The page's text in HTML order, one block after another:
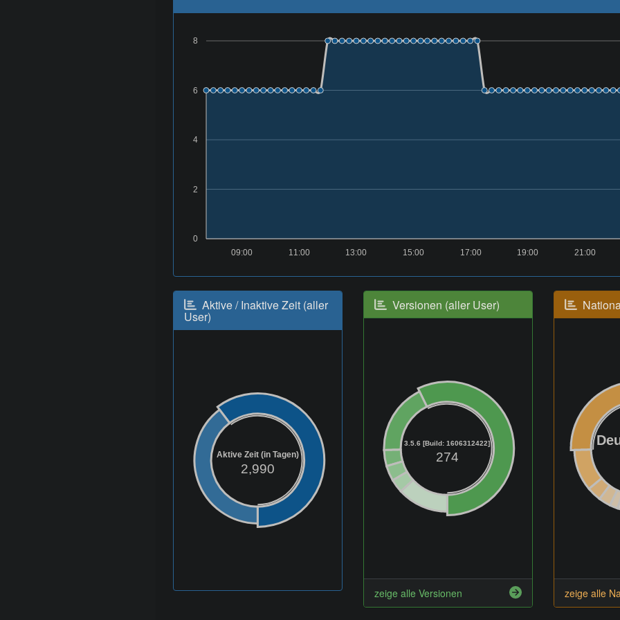
0
2
4
6
8
21:00
19:00
17:00
15:00
13:00
11:00
09:00
Aktive / Inaktive Zeit (aller
User)
Aktive Zeit (in Tagen)
2,990
Versionen (aller User)
3.5.6 [Build: 1606312422]
274
zeige alle Versionen zeige alle